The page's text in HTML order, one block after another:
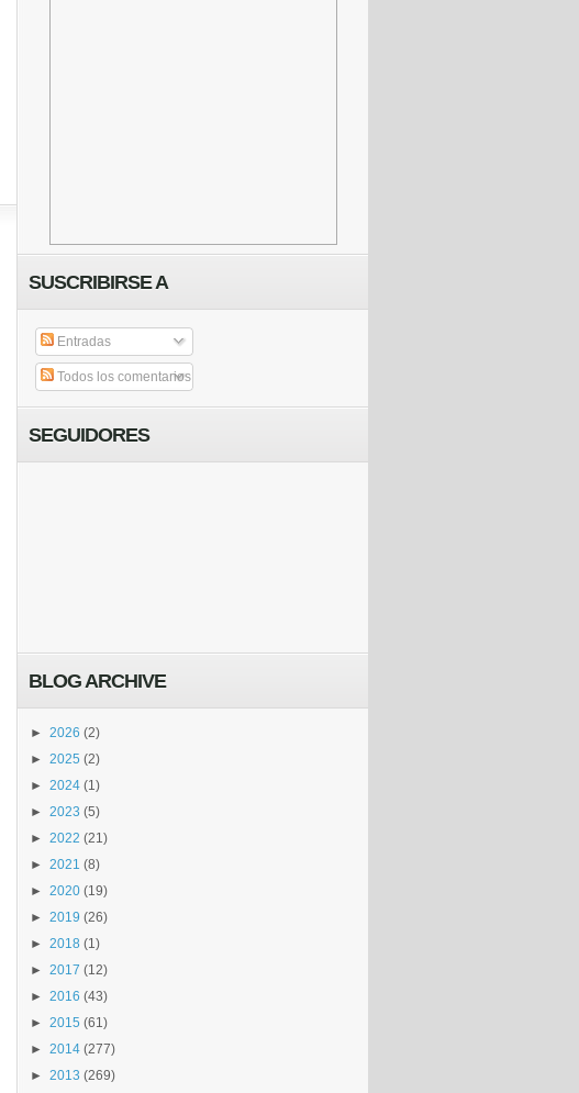
SUSCRIBIRSE A
Entradas
Todos los comentarios
SEGUIDORES
BLOG ARCHIVE
► 2026 (2)
► 2025 (2)
► 2024 (1)
► 2023 (5)
► 2022 (21)
► 2021 (8)
► 2020 (19)
► 2019 (26)
► 2018 (1)
► 2017 (12)
► 2016 (43)
► 2015 (61)
► 2014 (277)
► 2013 (269)